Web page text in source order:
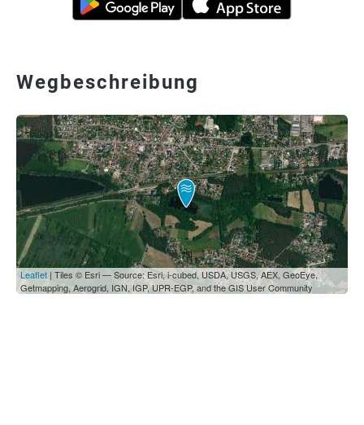
Wegbeschreibung
Leaflet | Tiles © Esri — Source: Esri, i-cubed, USDA, USGS, AEX, GeoEye,
Getmapping, Aerogrid, IGN, IGP, UPR-EGP, and the GIS User Community